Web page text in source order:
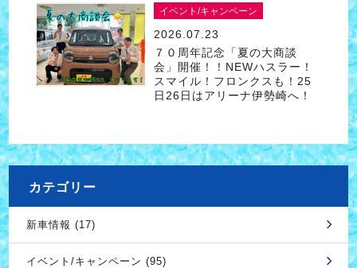
イベント/キャンペーン
2026.07.23
７０周年記念「夏の大商談
会」開催！！NEWハスラー！
スマイル！フロンクスも！25
日26日はアリーナ伊勢崎へ！
カテゴリー
新車情報 (17)
イベント/キャンペーン (95)